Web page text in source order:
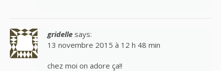
gridelle says:
13 novembre 2015 à 12 h 48 min
chez moi on adore ça!!